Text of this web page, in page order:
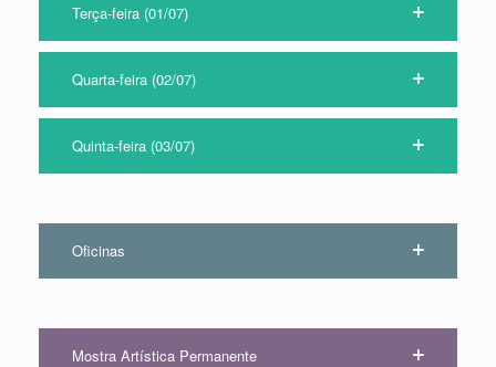
Terça-feira (01/07)
Quarta-feira (02/07)
Quinta-feira (03/07)
Oficinas
Mostra Artística Permanente